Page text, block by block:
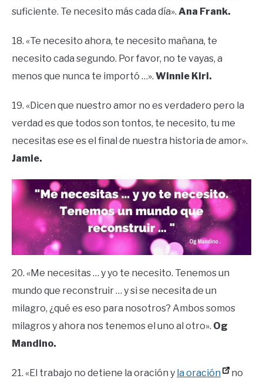
suficiente. Te necesito más cada día». Ana Frank.
18. «Te necesito ahora, te necesito mañana, te
necesito cada segundo. Por favor, no te vayas, a
menos que nunca te importó …». Winnie Kiri.
19. «Dicen que nuestro amor no es verdadero pero la
verdad es que todos son tontos, te necesito, tu me
necesitas ese es el final de nuestra historia de amor».
Jamie.
20. «Me necesitas … y yo te necesito. Tenemos un
mundo que reconstruir … y si se necesita de un
milagro, ¿qué es eso para nosotros? Ambos somos
milagros y ahora nos tenemos el uno al otro». Og
Mandino.
21. «El trabajo no detiene la oración y la oración
no